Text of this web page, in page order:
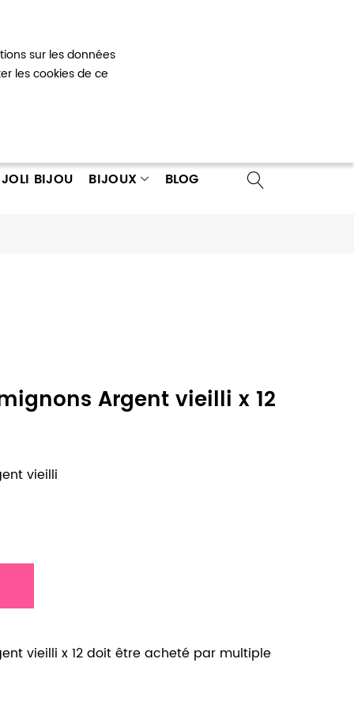
sur les données
les cookies de ce
compte
BIJOU BIJOUX BLOG
Argent vieilli x 12
vieilli
vieilli x 12 doit être acheté par multiple